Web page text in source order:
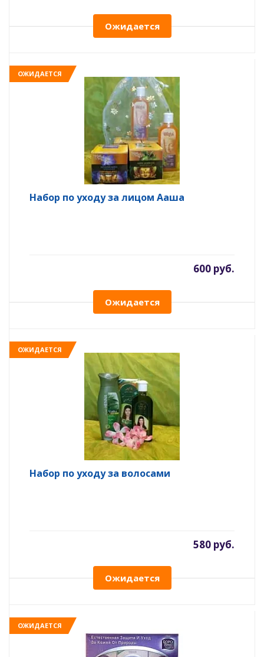
Ожидается
ОЖИДАЕТСЯ
Набор по уходу за лицом Ааша
600 руб.
Ожидается
ОЖИДАЕТСЯ
Набор по уходу за волосами
580 руб.
Ожидается
ОЖИДАЕТСЯ